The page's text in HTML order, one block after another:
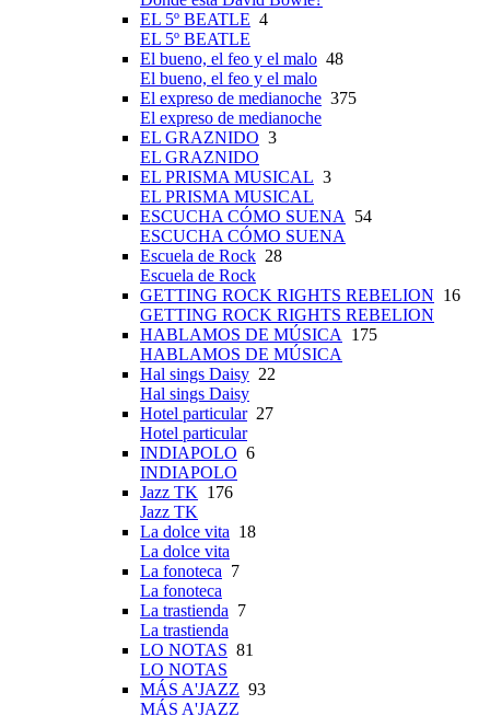
EL 5º BEATLE 4
EL 5º BEATLE
El bueno, el feo y el malo 48
El bueno, el feo y el malo
El expreso de medianoche 375
El expreso de medianoche
EL GRAZNIDO 3
EL GRAZNIDO
EL PRISMA MUSICAL 3
EL PRISMA MUSICAL
ESCUCHA CÓMO SUENA
54
ESCUCHA CÓMO SUENA
Escuela de Rock 28
Escuela de Rock
GETTING ROCK RIGHTS REBELION 16
GETTING ROCK RIGHTS REBELION
HABLAMOS DE MÚSICA
175
HABLAMOS DE MÚSICA
Hal sings Daisy 22
Hal sings Daisy
Hotel particular27
Hotel particular
INDIAPOLO 6
INDIAPOLO
Jazz TK 176
Jazz TK
La dolce vita 18
La dolce vita
La fonoteca 7
La fonoteca
La trastienda 7
La trastienda
LO NOTAS 81
LO NOTAS
MÁS A'JAZZ 93
MÁS A'JAZZ